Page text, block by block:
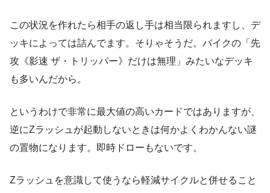
この状況を作れたら相手の返し手は相当限られますし、デ
ッキによっては詰んでます。そりゃそうだ。バイクの「先
攻《影速 ザ・トリッパー》だけは無理」みたいなデッキ
も多いんだから。
というわけで非常に最大値の高いカードではありますが、
逆にZラッシュが起動しないときは何かよくわかんない謎
の置物になります。即時ドローもないです。
Zラッシュを意識して使うなら軽減サイクルと併せること